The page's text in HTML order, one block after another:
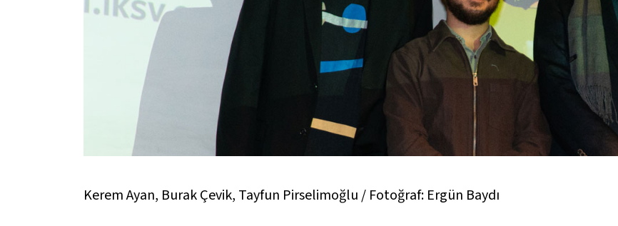
Kerem Ayan, Burak Çevik, Tayfun Pirselimoğlu / Fotoğraf: Ergün Baydı